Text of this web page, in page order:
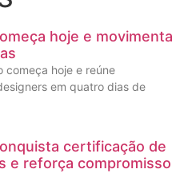
hoje e movimenta
começa hoje e reúne
em quatro dias de
certificação de
e reforça compromisso